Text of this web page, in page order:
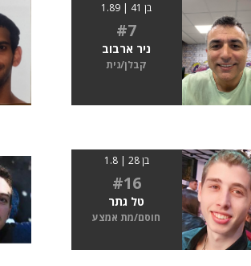
בן 41 | 1.89
#7
ניר ארבוב
קבלן/נית
בן 28 | 1.8
#16
טל גתר
חוסם/מת אמצע